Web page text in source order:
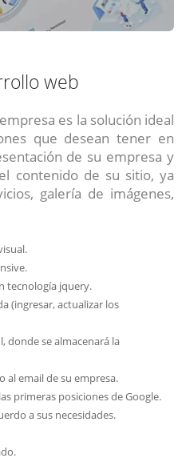
web
es la solución ideal
que desean tener en
de su empresa y
contenido de su sitio, ya
galería de imágenes,
tecnología jquery.
(ingresar, actualizar los
donde se almacenará la
al email de su empresa.
primeras posiciones de Google.
a sus necesidades.